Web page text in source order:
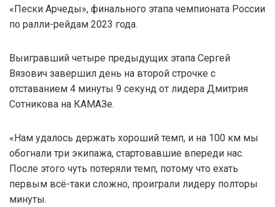
«Пески Арчеды», финального этапа чемпионата России
по ралли-рейдам 2023 года.
Выигравший четыре предыдущих этапа Сергей
Вязович завершил день на второй строчке c
отставанием 4 минуты 9 секунд от лидера Дмитрия
Сотникова на КАМАЗе.
«Нам удалось держать хороший темп, и на 100 км мы
обогнали три экипажа, стартовавшие впереди нас.
После этого чуть потеряли темп, потому что ехать
первым всё-таки сложно, проиграли лидеру полторы
минуты.